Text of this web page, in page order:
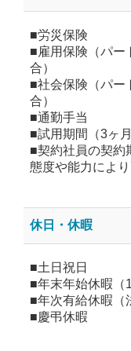
■労災保険
■雇用保険（パー
合）
■社会保険（パー
合）
■通勤手当
■試用期間（3ヶ月
■契約社員の契約
態度や能力により
休日・休暇
■土日祝日
■年末年始休暇（
■年次有給休暇（
■慶弔休暇